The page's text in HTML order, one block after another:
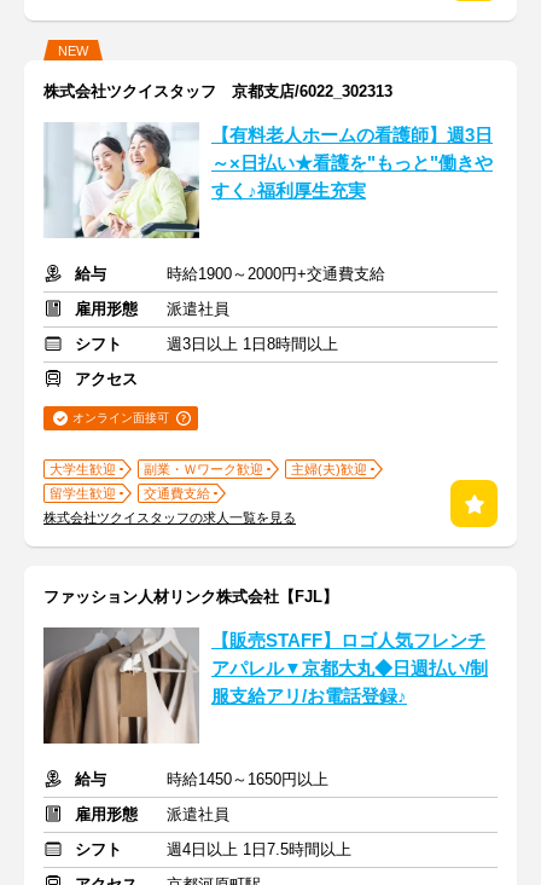
NEW
株式会社ツクイスタッフ 京都支店/6022_302313
【有料老人ホームの看護師】週3日
～×日払い★看護を"もっと"働きや
すく♪福利厚生充実
給与
時給1900～2000円+交通費支給
雇用形態
派遣社員
シフト
週3日以上 1日8時間以上
アクセス
オンライン面接可
大学生歓迎 副業・Ｗワーク歓迎
主婦(夫)歓迎
留学生歓迎
交通費支給
株式会社ツクイスタッフの求人一覧を見る
ファッション人材リンク株式会社【FJL】
【販売STAFF】ロゴ人気フレンチ
アパレル▼京都大丸◆日週払い/制
服支給アリ/お電話登録♪
給与
時給1450～1650円以上
雇用形態
派遣社員
シフト
週4日以上 1日7.5時間以上